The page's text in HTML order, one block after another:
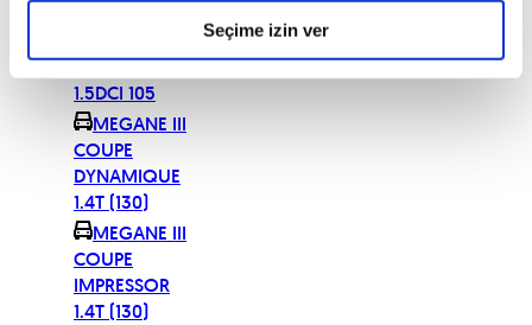
Seçime izin ver
COLOREDITION
1.5DCI 105
MEGANE III
COUPE
DYNAMIQUE
1.4T (130)
MEGANE III
COUPE
IMPRESSOR
1.4T (130)